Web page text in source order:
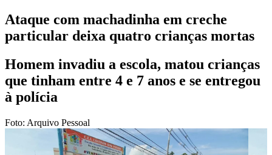
Ataque com machadinha em creche
particular deixa quatro crianças mortas
Homem invadiu a escola, matou crianças
que tinham entre 4 e 7 anos e se entregou
à polícia
Foto: Arquivo Pessoal